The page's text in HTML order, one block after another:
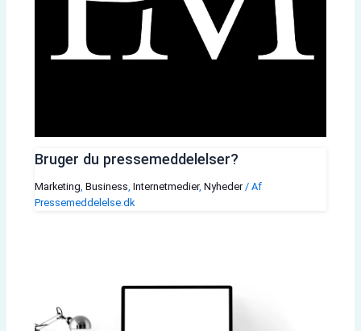
Bruger du pressemeddelelser?
Marketing, Business, Internetmedier, Nyheder/ Af
Pressemeddelelse.dk